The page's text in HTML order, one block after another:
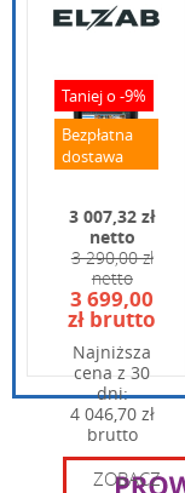
pobierz
Posnet Vero -
Karta
Wpisz poniżej swoje
Wpisz kod widoczny
Taniej o -9%
Bezpłatna
dostawa
3 007,32 zł
netto
3 290,00 zł
netto
3 699,00
zł brutto
Najniższa
cena z 30
dni:
4 046,70 zł
brutto
ZOBACZ